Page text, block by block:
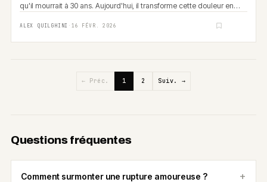
qu'il mourrait à 30 ans. Aujourd'hui, il transforme cette douleur en
ALEX QUILGHINI · 16 FÉVR. 2026
← Préc. 1 2 Suiv. →
Questions fréquentes
Comment surmonter une rupture amoureuse ?